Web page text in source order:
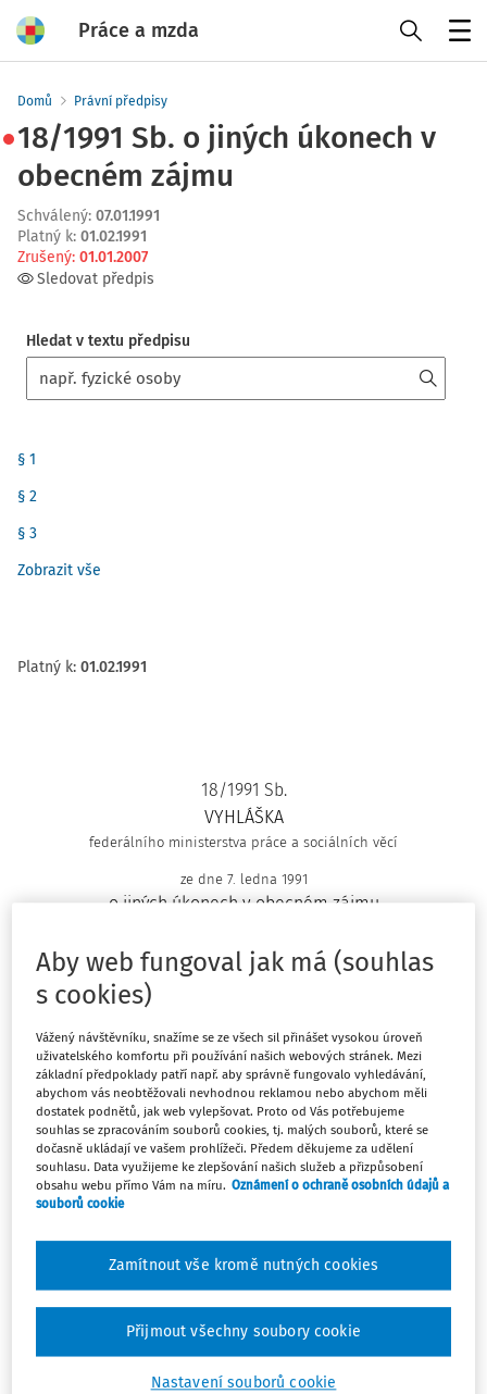
Práce a mzda
Domů Právní předpisy
18/1991 Sb. o jiných úkonech v
obecném zájmu
Schválený: 07.01.1991
Platný k: 01.02.1991
Zrušený: 01.01.2007
Sledovat předpis
Hledat v textu předpisu
§ 1
§ 2
§ 3
Zobrazit vše
Platný k: 01.02.1991
18/1991 Sb.
VYHLÁŠKA
federálního ministerstva práce a sociálních věcí
ze dne 7. ledna 1991
o jiných úkonech v obecném zájmu
podle § 124 odst. 4 zákoníku práce č. 65/1965 Sb., ve znění
zákona č. 188/1988 Sb. a zákona č. 3/1991 Sb.:
§ 1
Jiné úkony v obecném zájmu, rozsah a podmínky
poskytování pracovního volna s náhradou mzdy ve výši
průměrného výdělku 1)nebo bez této náhrady jsou
uvedeny v příloze této vyhlášky.
§ 2
Jinými úkony v obecném zájmu jsou též činnosti,
pracovní volno s náhradou mzdy nebo bez této náhrady v
Aby web fungoval jak má (souhlas
s cookies)
Vážený návštěvníku, snažíme se ze všech sil přinášet vysokou úroveň
uživatelského komfortu při používání našich webových stránek. Mezi
základní předpoklady patří např. aby správně fungovalo vyhledávání,
abychom vás neobtěžovali nevhodnou reklamou nebo abychom měli
dostatek podnětů, jak web vylepšovat. Proto od Vás potřebujeme
souhlas se zpracováním souborů cookies, tj. malých souborů, které se
dočasně ukládají ve vašem prohlížeči. Předem děkujeme za udělení
souhlasu. Data využijeme ke zlepšování našich služeb a přizpůsobení
obsahu webu přímo Vám na míru. Oznámení o ochraně osobních údajů a
souborů cookie
Nastavení souborů cookie
Zamítnout vše kromě nutných cookies
Přijmout všechny soubory cookie